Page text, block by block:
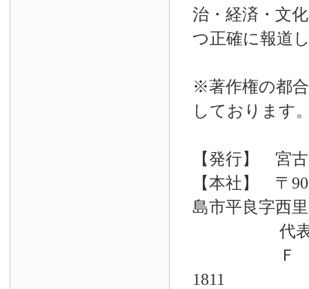
治・経済・文
つ正確に報道
※著作権の都
しております
【発行】 宮
【本社】 〒
島市平良字西
代表電話
Ｆ Ａ
1811